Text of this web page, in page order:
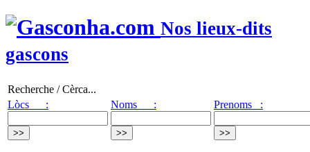
Nos lieux-dits
gascons
Recherche / Cèrca...
Lòcs :
Noms : Prenoms :